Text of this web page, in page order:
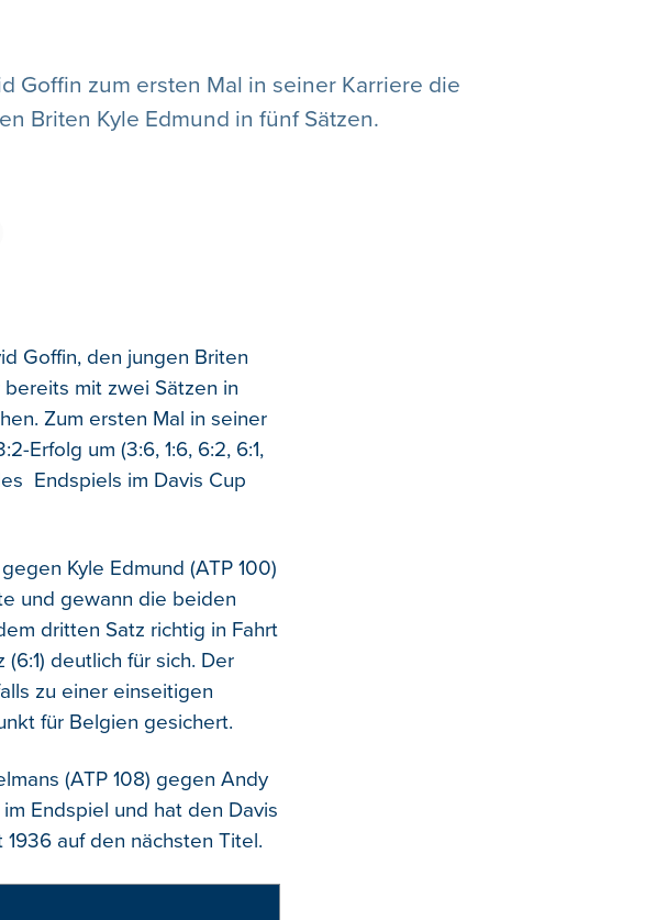
Goffin zum ersten Mal in seiner Karriere die
Briten Kyle Edmund in fünf Sätzen.
Goffin, den jungen Briten
bereits mit zwei Sätzen in
Zum ersten Mal in seiner
Erfolg um (3:6, 1:6, 6:2, 6:1,
Endspiels im Davis Cup
Kyle Edmund (ATP 100)
und gewann die beiden
dritten Satz richtig in Fahrt
deutlich für sich. Der
zu einer einseitigen
für Belgien gesichert.
(ATP 108) gegen Andy
Endspiel und hat den Davis
auf den nächsten Titel.